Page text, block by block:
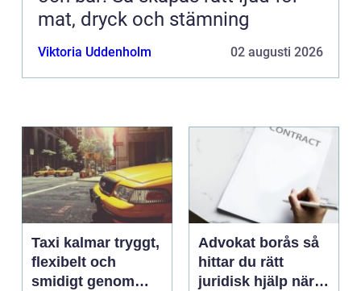
mat, dryck och stämning
Viktoria Uddenholm 02 augusti 2026
Taxi kalmar tryggt,
flexibelt och
smidigt genom
Advokat borås så
hittar du rätt
juridisk hjälp när